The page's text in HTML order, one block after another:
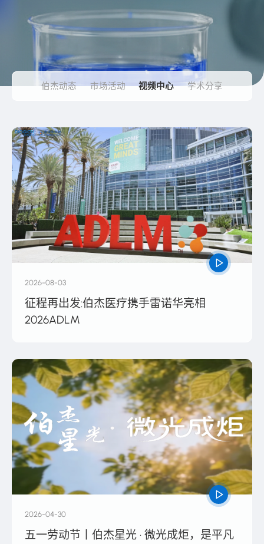
伯杰动态 市场活动 视频中心 学术分享
2026-08-03
征程再出发:伯杰医疗携手雷诺华亮相
2026ADLM
2026-04-30
五一劳动节丨伯杰星光 · 微光成炬，是平凡